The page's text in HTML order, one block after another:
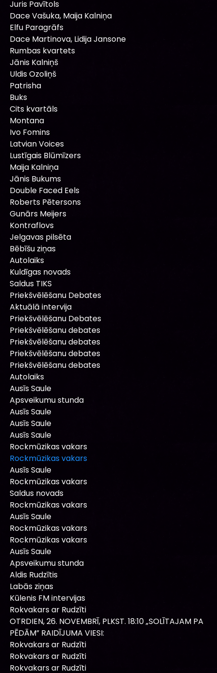
Juris Pavītols
Dace Vašuka, Maija Kalniņa
Elfu Paragrāfs
Dace Martinova, Lidija Jansone
Rumbas kvartets
Jānis Kalniņš
Uldis Ozoliņš
Patrisha
Buks
Cits kvartāls
Montana
Ivo Fomins
Latvian Voices
Lustīgais Blūmīzers
Maija Kalniņa
Jānis Bukums
Double Faced Eels
Roberts Pētersons
Gunārs Meijers
Kontraflovs
Jelgavas pilsēta
Bēbīšu ziņas
Autolaiks
Kuldīgas novads
Saldus TIKS
Priekšvēlēšanu Debates
Aktuālā intervija
Priekšvēlēšanu Debates
Priekšvēlēšanu debates
Priekšvēlēšanu debates
Priekšvēlēšanu debates
Priekšvēlēšanu debates
Autolaiks
Ausīs Saule
Apsveikumu stunda
Ausīs Saule
Ausīs Saule
Ausīs Saule
Rockmūzikas vakars
Rockmūzikas vakars
Ausīs Saule
Rockmūzikas vakars
Saldus novads
Rockmūzikas vakars
Ausīs Saule
Rockmūzikas vakars
Rockmūzikas vakars
Ausīs Saule
Apsveikumu stunda
Aldis Rudzītis
Labās ziņas
Kūlenis FM intervijas
Rokvakars ar Rudzīti
OTRDIEN, 26. NOVEMBRĪ, PLKST. 18:10 „SOLĪTAJAM PA
PĒDĀM” RAIDĪJUMA VIESI:
Rokvakars ar Rudzīti
Rokvakars ar Rudzīti
Rokvakars ar Rudzīti